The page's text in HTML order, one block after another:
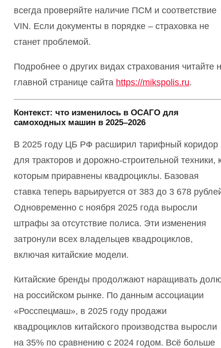
всегда проверяйте наличие ПСМ и соответствие
VIN. Если документы в порядке – страховка не
станет проблемой.
Подробнее о других видах страхования читайте
главной странице сайта https://mikspolis.ru.
Контекст: что изменилось в ОСАГО для
самоходных машин в 2025–2026
В 2025 году ЦБ РФ расширил тарифный коридор
для тракторов и дорожно-строительной техники,
которым приравнены квадроциклы. Базовая
ставка теперь варьируется от 383 до 3 678
Одновременно с ноября 2025 года выросли
штрафы за отсутствие полиса. Эти изменения
затронули всех владельцев квадроциклов,
включая китайские модели.
Китайские бренды продолжают наращивать
на российском рынке. По данным ассоциации
«Росспецмаш», в 2025 году продажи
квадроциклов китайского производства выросли
на 35% по сравнению с 2024 годом. Всё больше